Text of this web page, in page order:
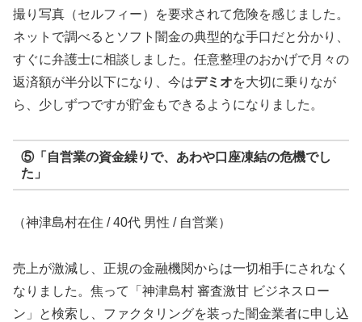
撮り写真（セルフィー）を要求されて危険を感じました。
ネットで調べるとソフト闇金の典型的な手口だと分かり、
すぐに弁護士に相談しました。任意整理のおかげで月々の
返済額が半分以下になり、今はデミオを大切に乗りなが
ら、少しずつですが貯金もできるようになりました。
⑤「自営業の資金繰りで、あわや口座凍結の危機でし
た」
（神津島村在住 / 40代 男性 / 自営業）
売上が激減し、正規の金融機関からは一切相手にされなく
なりました。焦って「神津島村 審査激甘 ビジネスロー
ン」と検索し、ファクタリングを装った闇金業者に申し込